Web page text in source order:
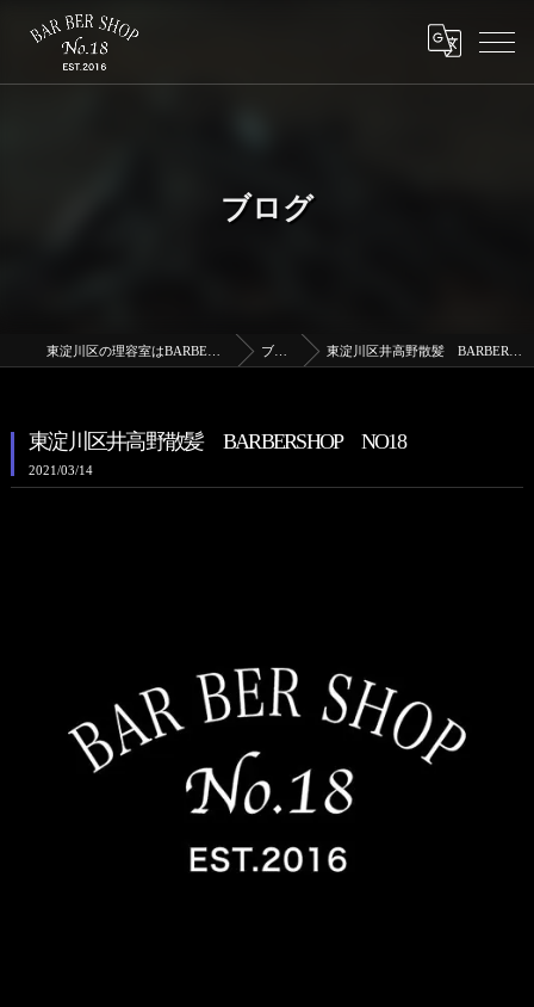
ブログ
東淀川区の理容室はBARBERSHOPNo.18 ブログ 東淀川区井高野散髪 BARBERSHOP NO18
東淀川区井高野散髪 BARBERSHOP NO18
2021/03/14